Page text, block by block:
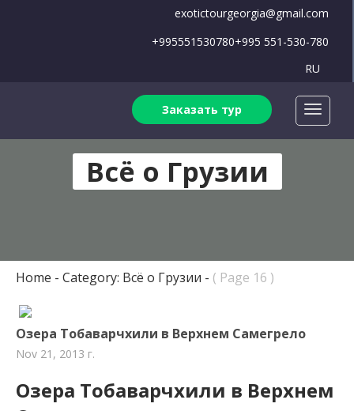
exotictourgeorgia@gmail.com
+995551530780+995 551-530-780
RU
Заказать тур
Всё о Грузии
Home Category: Всё о Грузии ( Page 16 )
Озера Тобаварчхили в Верхнем Самегрело
Nov 21, 2013 г.
Озера Тобаварчхили в Верхнем